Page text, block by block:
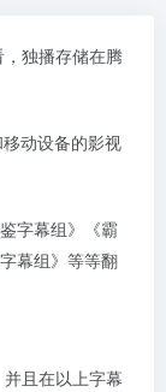
独播存储在腾
动设备的影视
字幕组》《霸
幕组》等等翻
且在以上字幕